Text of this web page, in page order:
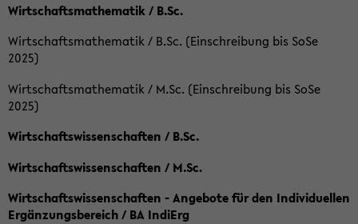
Wirtschaftsmathematik / B.Sc.
Wirtschaftsmathematik / B.Sc. (Einschreibung bis SoSe
2025)
Wirtschaftsmathematik / M.Sc. (Einschreibung bis SoSe
2025)
Wirtschaftswissenschaften / B.Sc.
Wirtschaftswissenschaften / M.Sc.
Wirtschaftswissenschaften - Angebote für den Individuellen
Ergänzungsbereich / BA IndiErg